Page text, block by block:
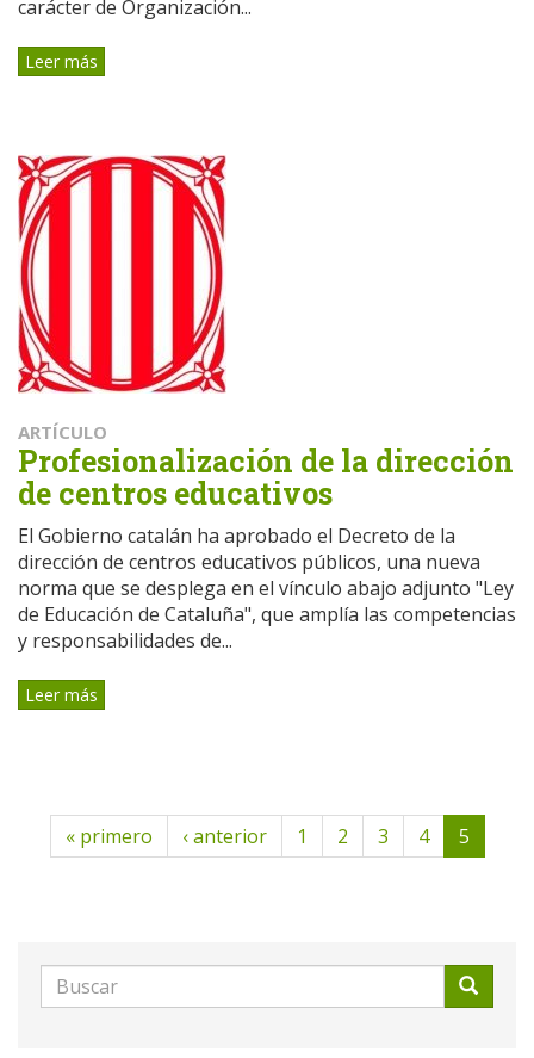
carácter de Organización...
Leer más
ARTÍCULO
Profesionalización de la dirección
de centros educativos
El Gobierno catalán ha aprobado el Decreto de la
dirección de centros educativos públicos, una nueva
norma que se desplega en el vínculo abajo adjunto "Ley
de Educación de Cataluña", que amplía las competencias
y responsabilidades de...
Leer más
« primero ‹ anterior 1 2 3 4 5
Formulario
de